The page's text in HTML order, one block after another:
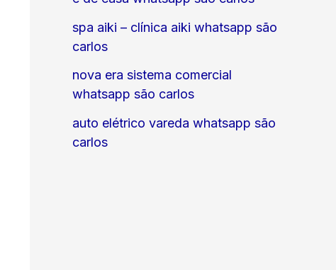
spa aiki – clínica aiki whatsapp são
carlos
nova era sistema comercial
whatsapp são carlos
auto elétrico vareda whatsapp são
carlos